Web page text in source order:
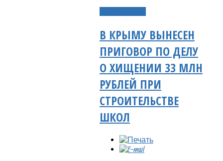
В КРЫМУ ВЫНЕСЕН
ПРИГОВОР ПО ДЕЛУ
О ХИЩЕНИИ 33 МЛН
РУБЛЕЙ ПРИ
СТРОИТЕЛЬСТВЕ
ШКОЛ